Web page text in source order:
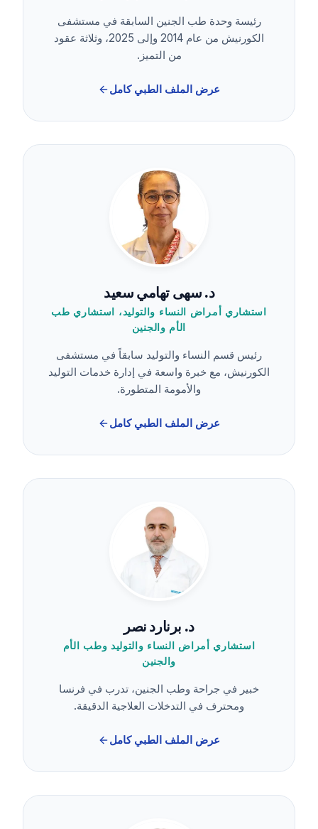
رئيسة وحدة طب الجنين السابقة في مستشفى
الكورنيش من عام 2014 وإلى 2025، وثلاثة عقود
من التميز.
عرض الملف الطبي كامل
د. سهى تهامي سعيد
استشاري أمراض النساء والتوليد، استشاري طب
الأم والجنين
رئيس قسم النساء والتوليد سابقاً في مستشفى
الكورنيش، مع خبرة واسعة في إدارة خدمات التوليد
والأمومة المتطورة.
عرض الملف الطبي كامل
د. برنارد نصر
استشاري أمراض النساء والتوليد وطب الأم
والجنين
خبير في جراحة وطب الجنين، تدرب في فرنسا
ومحترف في التدخلات العلاجية الدقيقة.
عرض الملف الطبي كامل